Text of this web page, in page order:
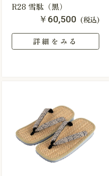
R28 雪駄（黒）
￥60,500 (税込)
詳細をみる